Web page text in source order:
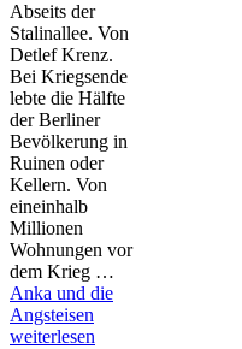
Abseits der
Stalinallee. Von
Detlef Krenz.
Bei Kriegsende
lebte die Hälfte
der Berliner
Bevölkerung in
Ruinen oder
Kellern. Von
eineinhalb
Millionen
Wohnungen vor
dem Krieg …
Anka und die
Angsteisen
weiterlesen